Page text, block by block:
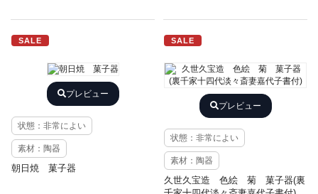
SALE
プレビュー
状態：非常によい
素材：陶器
朝日焼 菓子器
SALE
プレビュー
状態：非常によい
素材：陶器
久世久宝造 色絵 菊 菓子器(裏